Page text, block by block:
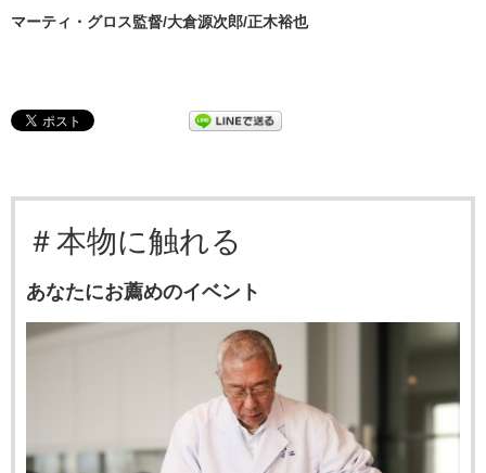
マーティ・グロス監督/大倉源次郎/正木裕也
＃本物に触れる
あなたにお薦めのイベント